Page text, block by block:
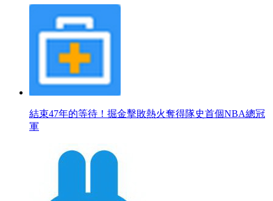
結束47年的等待！掘金擊敗熱火奪得隊史首個NBA總冠
軍